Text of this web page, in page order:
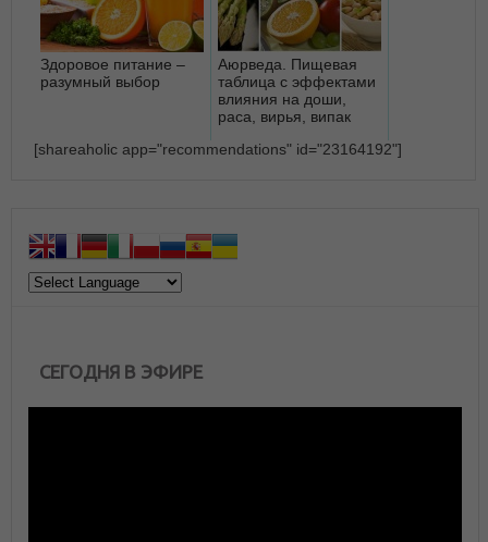
Здоровое питание –
разумный выбор
Аюрведа. Пищевая
таблица с эффектами
влияния на доши,
раса, вирья, випак
[shareaholic app="recommendations" id="23164192"]
СЕГОДНЯ В ЭФИРЕ